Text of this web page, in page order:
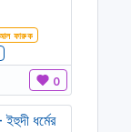
ফারুক
0
ধর্মের